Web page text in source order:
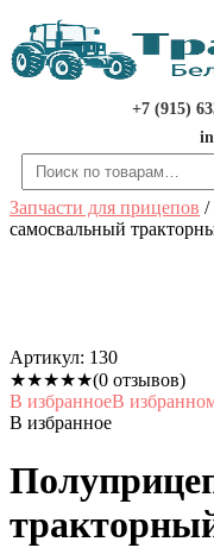
Перейти
содержимому
+7 (915)
Искать:
Запчасти для прицепов /
самосвальный
Артикул: 130
★★★★★(0 отзывов)
В избранноеВ
В избранное